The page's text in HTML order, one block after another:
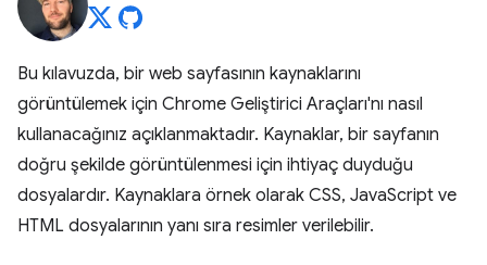
Bu kılavuzda, bir web sayfasının kaynaklarını
görüntülemek için Chrome Geliştirici Araçları'nı nasıl
kullanacağınız açıklanmaktadır. Kaynaklar, bir sayfanın
doğru şekilde görüntülenmesi için ihtiyaç duyduğu
dosyalardır. Kaynaklara örnek olarak CSS, JavaScript ve
HTML dosyalarının yanı sıra resimler verilebilir.